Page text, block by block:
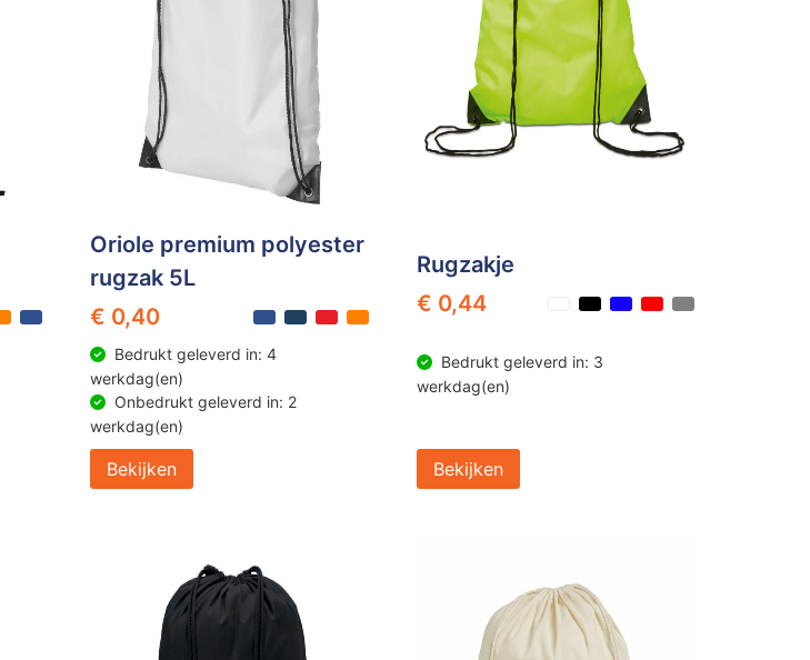
Oriole premium polyester
rugzak 5L
€ 0,40
Bedrukt geleverd in: 4
werkdag(en)
Onbedrukt geleverd in: 2
werkdag(en)
Bekijken
Rugzakje
€ 0,44
Bedrukt geleverd in: 3
werkdag(en)
Bekijken